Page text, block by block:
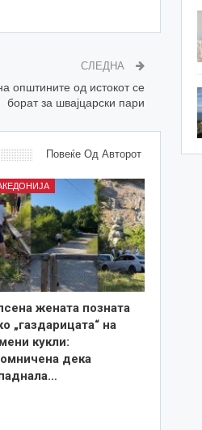
СЛЕДНА
општините од истокот се
борат за швајцарски пари
Повеќе Од Авторот
жената позната
„газдарицата“ на
кукли:
дека